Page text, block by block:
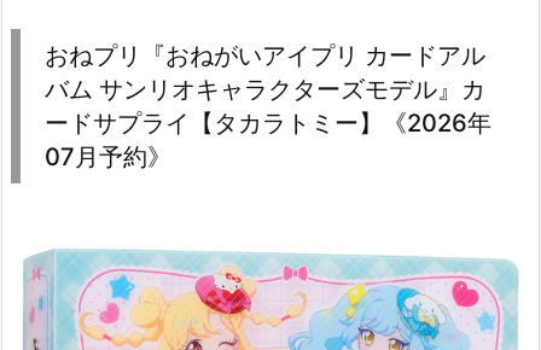
おねプリ『おねがいアイプリ カードアル
バム サンリオキャラクターズモデル』カ
ードサプライ【タカラトミー】《2026年
07月予約》